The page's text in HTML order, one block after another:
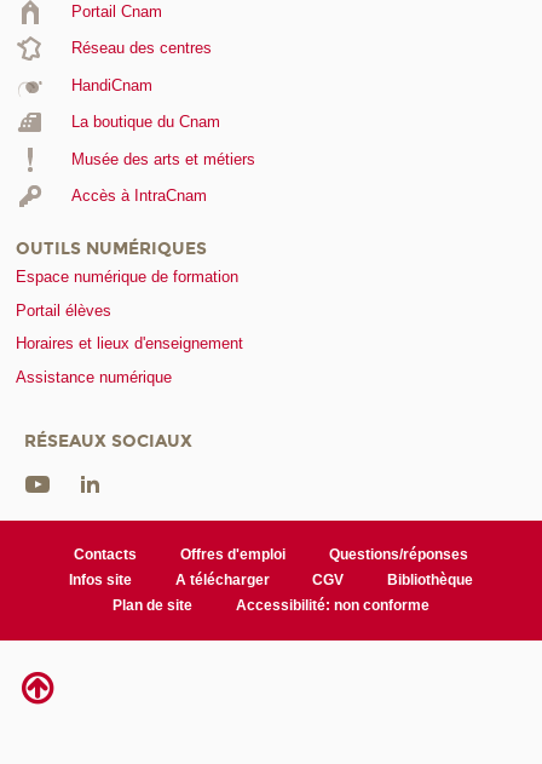
Portail Cnam
Réseau des centres
HandiCnam
La boutique du Cnam
Musée des arts et métiers
Accès à IntraCnam
OUTILS NUMÉRIQUES
Espace numérique de formation
Portail élèves
Horaires et lieux d'enseignement
Assistance numérique
RÉSEAUX SOCIAUX
Contacts Offres d'emploi
Questions/réponses
Infos site
A télécharger CGV
Bibliothèque
Plan de site
Accessibilité: non conforme